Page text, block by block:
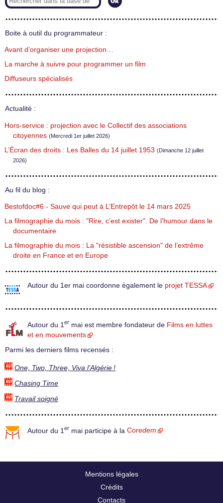
Boite à outil du programmateur :
Avant d’organiser une projection…
La marche à suivre pour programmer un film
Diffuseurs spécialisés
Actualité :
Hors-service : projection avec le Collectif des associations
citoyennes (Mercredi 1er juillet 2026)
L’Écran des droits : Les Balles du 14 juillet 1953 (Dimanche 12 juillet
2026)
Au fil du blog :
Bestofdoc#6 - Sauve qui peut à L’Entrepôt le 14 mars 2025
La filmographie du mois : "Rire, c’est exister". De l’humour dans le
documentaire
La filmographie du mois : La "résistible ascension" de l’extrême
droite en France et en Europe
Autour du 1er mai coordonne également le projet TESSA
Autour du 1 er mai est membre fondateur de Films en luttes
et en mouvements
Parmi les derniers films recensés :
One, Two, Three, Viva l’Algérie !
Chasing Time
Travail soigné
Autour du 1 er mai participe à la Coredem
Mentions légales
Crédits
Contacts